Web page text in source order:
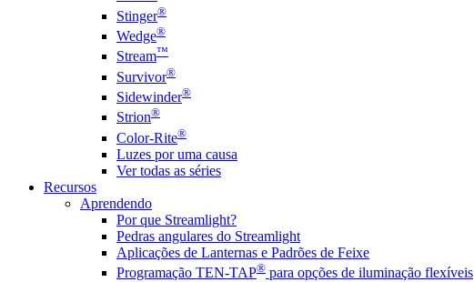
Stinger®
Wedge®
Stream™
Survivor®
Sidewinder®
Strion®
Color-Rite®
Luzes por uma causa
Ver todas as séries
Recursos
Aprendendo
Por que Streamlight?
Pedras angulares do Streamlight
Aplicações de Lanternas e Padrões de Feixe
Programação TEN-TAP® para opções de iluminação flexíveis